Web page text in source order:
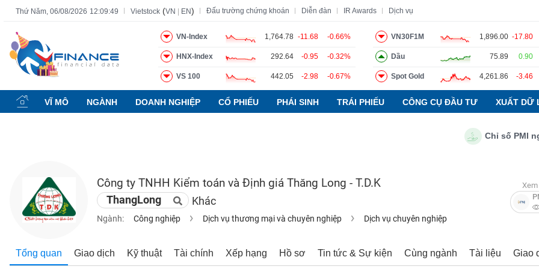
Thứ Năm, 06/08/2026 12:09:50 Vietstock (VN EN) Đấu trường chứng khoán Diễn đàn IR Awards Dịch vụ
VN-Index 1,764.78 -11.68 -0.66%
HNX-Index 292.64 -0.95 -0.32%
VS 100 442.05 -2.98 -0.67%
VN30F1M 1,896.00 -17.80
Dầu 75.89 0.90
Spot Gold 4,261.86 -3.46
VĨ MÔ NGÀNH DOANH NGHIỆP CỔ PHIẾU PHÁI SINH TRÁI PHIẾU CÔNG CỤ ĐẦU TƯ XUẤT DỮ
Chỉ số PMI
Công ty TNHH Kiểm toán và Định giá Thăng Long - T.D.K
ThangLong Khác
Ngành: Công nghiệp Dịch vụ thương mại và chuyên nghiệp Dịch vụ chuyên nghiệp
Tổng quan Giao dịch Kỹ thuật Tài chính Xếp hạng Hồ sơ Tin tức & Sự kiện Cùng ngành Tài liệu Giao
Tất cả Tính năng Ngành Mã chứng khoán Lãnh đạo Báo cáo phân tích Thuật ngữ
Tính
năng
(-)
CHỨNG
KHOÁN
NGHIỆP